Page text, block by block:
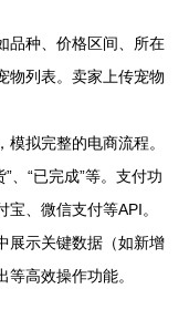
品种、价格区间、所在
物列表。卖家上传宠物
拟完整的电商流程。
、“已完成”等。支付功
、微信支付等API。
展示关键数据（如新增
高效操作功能。